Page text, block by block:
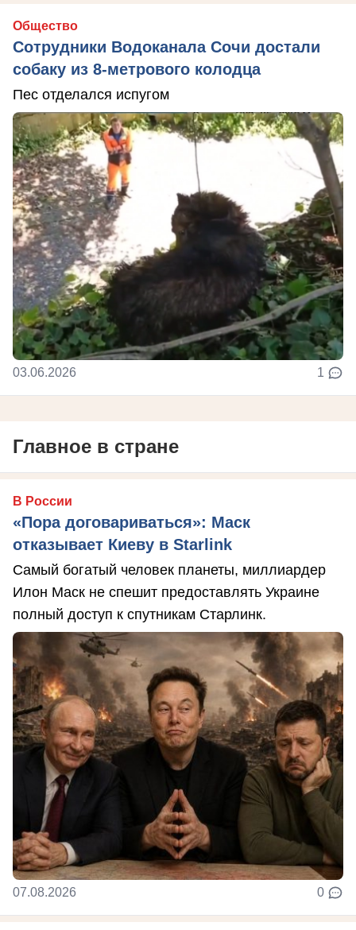
Общество
Сотрудники Водоканала Сочи достали
собаку из 8-метрового колодца
Пес отделался испугом
03.06.2026 1
Главное в стране
В России
«Пора договариваться»: Маск
отказывает Киеву в Starlink
Самый богатый человек планеты, миллиардер
Илон Маск не спешит предоставлять Украине
полный доступ к спутникам Старлинк.
07.08.2026 0